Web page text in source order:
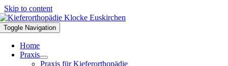
Skip to content
Toggle Navigation
Home
Praxis
Praxis für Kieferorthopädie